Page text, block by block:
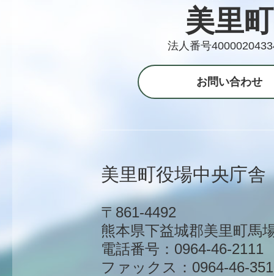
美里町
法人番号
お問い合わせ
美里町役場中央庁舎
〒861-4492
熊本県下益城郡美里町馬
電話番号：0964-46-2111
ファックス：0964-46-